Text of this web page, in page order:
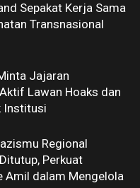
Sepakat Kerja Sama
Transnasional
Jajaran
Lawan Hoaks dan
Institusi
Regional
Perkuat
Amil dalam Mengelola